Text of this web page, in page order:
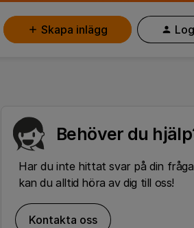
Skapa inlägg
Behöver du
Har du inte hittat svar på din
kan du alltid höra av dig till oss!
Kontakta oss